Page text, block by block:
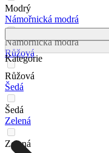
Modrý
Námořnická modrá
Námořnická modrá
Růžová
Růžová
Šedá
Šedá
Zelená
Zelená
Kategorie